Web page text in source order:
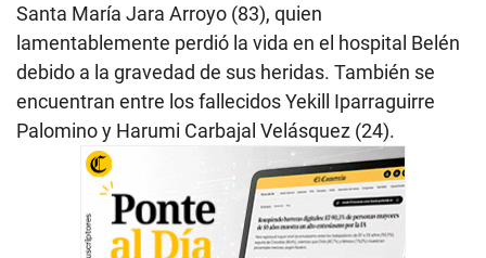
Santa María Jara Arroyo (83), quien
lamentablemente perdió la vida en el hospital Belén
debido a la gravedad de sus heridas. También se
encuentran entre los fallecidos Yekill Iparraguirre
Palomino y Harumi Carbajal Velásquez (24).